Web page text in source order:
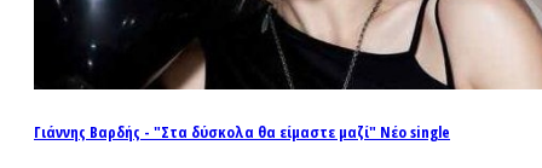
Γιάννης Βαρδής - "Στα δύσκολα θα είμαστε μαζί" Νέο single